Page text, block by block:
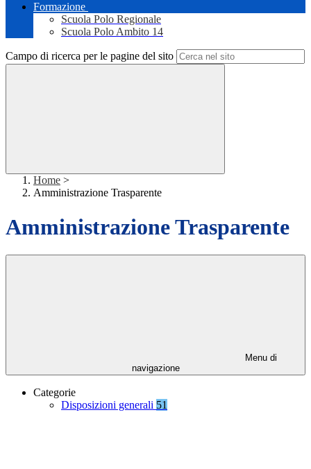
Formazione
Scuola Polo Regionale
Scuola Polo Ambito 14
Campo di ricerca per le pagine del sito
Home >
Amministrazione Trasparente
Amministrazione Trasparente
Menu di
navigazione
Categorie
Disposizioni generali 51